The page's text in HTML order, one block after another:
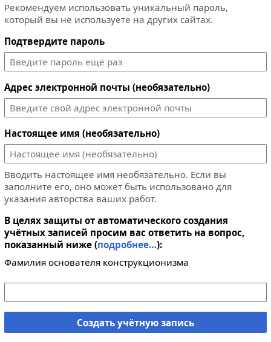
Рекомендуем использовать уникальный пароль,
который вы не используете на других сайтах.
Подтвердите пароль
Адрес электронной почты (необязательно)
Настоящее имя (необязательно)
Вводить настоящее имя необязательно. Если вы
заполните его, оно может быть использовано для
указания авторства ваших работ.
В целях защиты от автоматического создания
учётных записей просим вас ответить на вопрос,
показанный ниже (подробнее…):
Фамилия основателя конструкционизма
Создать учётную запись